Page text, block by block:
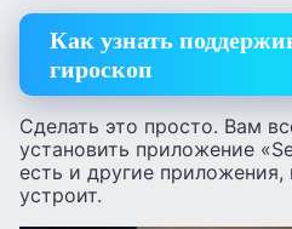
Как узнать
гироскоп
Сделать это просто. Вам
установить приложение
есть и другие приложения,
устроит.